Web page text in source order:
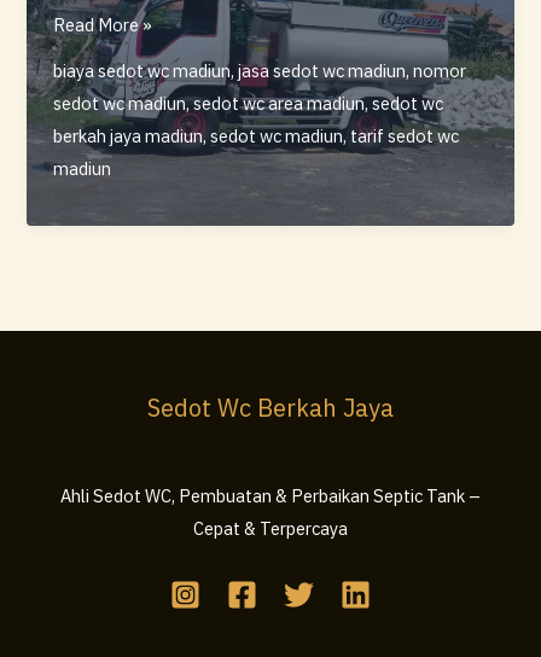
Sedot
WC
Berkah
Jaya
Madiun
Read More »
biaya sedot wc madiun,jasa sedot wc madiun,nomor
sedot wc madiun,sedot wc area madiun,sedot wc
berkah jaya madiun,sedot wc madiun, tarif sedot wc
madiun
Sedot Wc Berkah Jaya
Ahli Sedot WC, Pembuatan & Perbaikan Septic Tank –
Cepat & Terpercaya